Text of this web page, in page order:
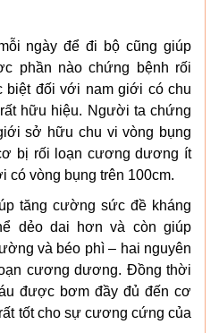
ngày để đi bộ cũng giúp
phần nào chứng bệnh rối
biệt đối với nam giới có chu
hữu hiệu. Người ta chứng
sở hữu chu vi vòng bụng
bị rối loạn cương dương ít
có vòng bụng trên 100cm.
tăng cường sức đề kháng
dẻo dai hơn và còn giúp
và béo phì – hai nguyên
cương dương. Đồng thời
được bơm đầy đủ đến cơ
tốt cho sự cương cứng của